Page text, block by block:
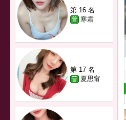
第 16 名
寒霜
第 17 名
夏思甯